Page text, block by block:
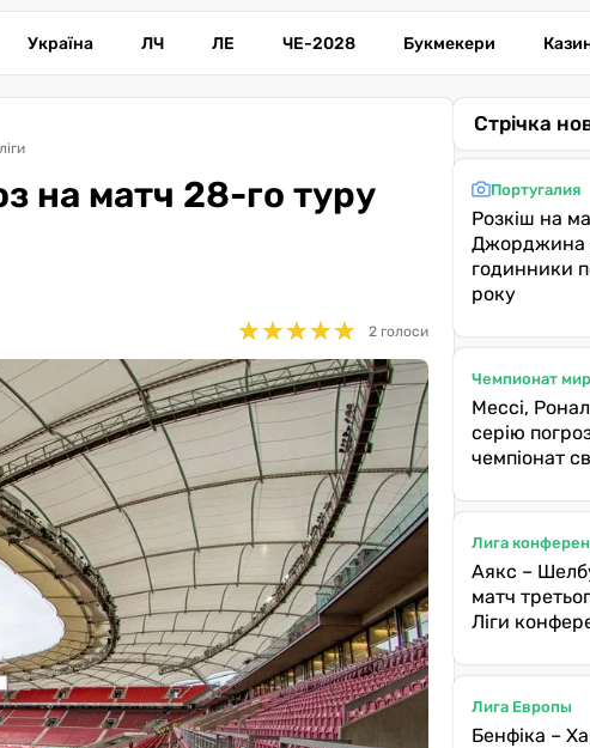
Україна ЛЧ ЛЕ ЧЕ-2028 Букмекери
на матч 28-го туру
★★★★★
★★★★★ 2 голоси
Стрічка
Португалия
Розкіш на
Джорджина
годинники
року
Чемпионат
Мессі,
серію
чемпіонат
Лига
Аякс –
матч
Ліги
Лига Европы
Бенфіка –